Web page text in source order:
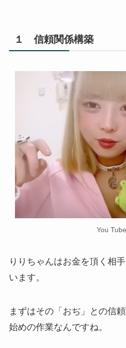
１ 信頼関係構築
You Tube
りりちゃんはお金を頂く相
います。
まずはその「おぢ」との信
始めの作業なんですね。